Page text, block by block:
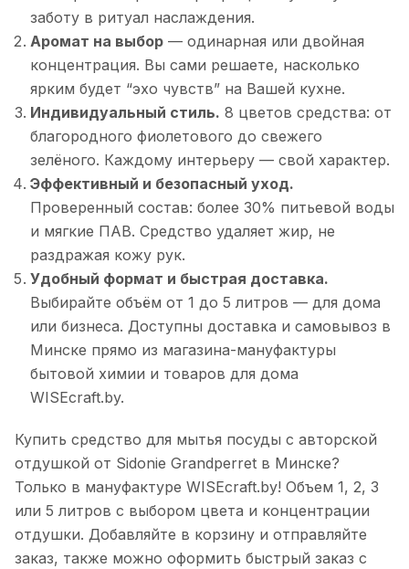
заботу в ритуал наслаждения.
Аромат на выбор — одинарная или двойная
концентрация. Вы сами решаете, насколько
ярким будет “эхо чувств” на Вашей кухне.
Индивидуальный стиль. 8 цветов средства: от
благородного фиолетового до свежего
зелёного. Каждому интерьеру — свой характер.
Эффективный и безопасный уход.
Проверенный состав: более 30% питьевой воды
и мягкие ПАВ. Средство удаляет жир, не
раздражая кожу рук.
Удобный формат и быстрая доставка.
Выбирайте объём от 1 до 5 литров — для дома
или бизнеса. Доступны доставка и самовывоз в
Минске прямо из магазина-мануфактуры
бытовой химии и товаров для дома
WISEcraft.by.
Купить средство для мытья посуды с авторской
отдушкой от Sidonie Grandperret в Минске?
Только в мануфактуре WISEcraft.by! Объем 1, 2, 3
или 5 литров с выбором цвета и концентрации
отдушки. Добавляйте в корзину и отправляйте
заказ, также можно оформить быстрый заказ с